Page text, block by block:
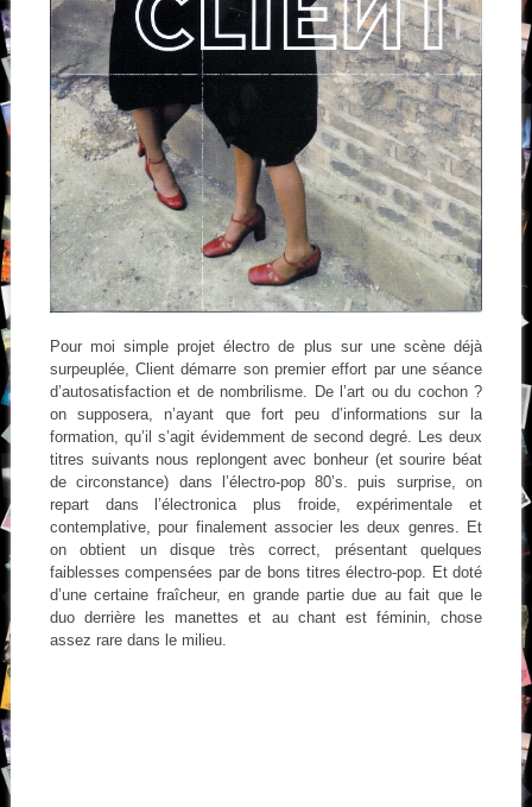
Pour moi simple projet électro de plus sur une scène déjà
surpeuplée, Client démarre son premier effort par une séance
d’autosatisfaction et de nombrilisme. De l’art ou du cochon ?
on supposera, n’ayant que fort peu d’informations sur la
formation, qu’il s’agit évidemment de second degré. Les deux
titres suivants nous replongent avec bonheur (et sourire béat
de circonstance) dans l’électro-pop 80’s. puis surprise, on
repart dans l’électronica plus froide, expérimentale et
contemplative, pour finalement associer les deux genres. Et
on obtient un disque très correct, présentant quelques
faiblesses compensées par de bons titres électro-pop. Et doté
d’une certaine fraîcheur, en grande partie due au fait que le
duo derrière les manettes et au chant est féminin, chose
assez rare dans le milieu.